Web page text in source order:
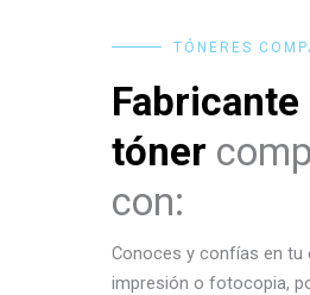
TÓNERES
Fabricante
tóner
con:
Conoces y confías en tu
impresión o fotocopia,